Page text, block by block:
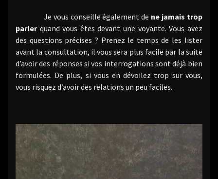
Je vous conseille également de ne jamais trop
parlerquand vous êtes devant une voyante. Vous avez
des questions précises ? Prenez le temps de les lister
avant la consultation, il vous sera plus facile par la suite
d’avoir des réponses si vos interrogations sont déjà bien
formulées. De plus, si vous en dévoilez trop sur vous,
vous risquez d’avoir des relations un peu faciles.